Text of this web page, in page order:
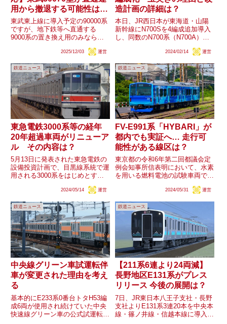
用から撤退する可能性はあ
るのか？
東武東上線に導入予定の90000系
ですが、地下鉄等へ直通する
9000系の置き換え用のみなら
系置き換え用として導入される車
となりました。同様の事例は西武
池袋線に導入された40...
2025/12/03 運営
造計画の詳細は？
本日、JR西日本が東海道・山陽
新幹線にN700Sを4編成追加導入
し、同数のN700系（N700A）を8
成を置き換える車両計画が公表さ
縮・転用改造は500系以来です
が、なぜ様々な編成...
2024/02/14 運営
鉄道ニュース
東急電鉄3000系等の経年
20年超過車両がリニューア
ル その内容は？
5月13日に発表された東急電鉄の
設備投資計画で、目黒線系統で運
用される3000系をはじめとする
ニューアルを行うことが発表され
ました。例示された3000系は東
急新横浜線開業・相鉄線直通開始
に合わせ8連化による新造...
2024/05/14 運営
鉄道ニュース
FV-E991系「HYBARI」が
都内でも実証へ… 走行可
能性がある線区は？
東京都の令和6年第二回都議会定
例会知事所信表明において、水素
を用いる燃料電池の試験車両であ
試験が都内地区でも行われる事が
明言されました。同系列は南武線
稲城長沼駅での展示イベントを控
えており、少なくとも...
2024/05/31 運営
鉄道ニュース
中央線グリーン車試運転伴
車が変更された理由を考え
る
基本的にE233系0番台トタH53編
成6両が使用され続けていた中央
快速線グリーン車の公式試運転で
鉄道ニュース
【211系6連より24両減】
長野地区E131系がプレス
リリース 今後の展開は？
7日、JR東日本八王子支社・長野
支社よりE131系3連20本を中央本
線・篠ノ井線・信越本線に導入す